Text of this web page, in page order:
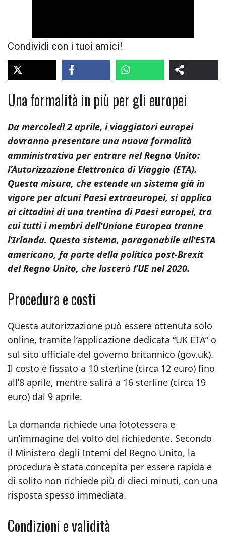
Condividi con i tuoi amici!
Una formalità in più per gli europei
Da mercoledì 2 aprile, i viaggiatori europei
dovranno presentare una nuova formalità
amministrativa per entrare nel Regno Unito:
l’Autorizzazione Elettronica di Viaggio (ETA).
Questa misura, che estende un sistema già in
vigore per alcuni Paesi extraeuropei, si applica
ai cittadini di una trentina di Paesi europei, tra
cui tutti i membri dell’Unione Europea tranne
l’Irlanda. Questo sistema, paragonabile all’ESTA
americano, fa parte della politica post-Brexit
del Regno Unito, che lascerà l’UE nel 2020.
Procedura e costi
Questa autorizzazione può essere ottenuta solo
online, tramite l’applicazione dedicata “UK ETA” o
sul sito ufficiale del governo britannico (gov.uk).
Il costo è fissato a 10 sterline (circa 12 euro) fino
all’8 aprile, mentre salirà a 16 sterline (circa 19
euro) dal 9 aprile.
La domanda richiede una fototessera e
un’immagine del volto del richiedente. Secondo
il Ministero degli Interni del Regno Unito, la
procedura è stata concepita per essere rapida e
di solito non richiede più di dieci minuti, con una
risposta spesso immediata.
Condizioni e validità